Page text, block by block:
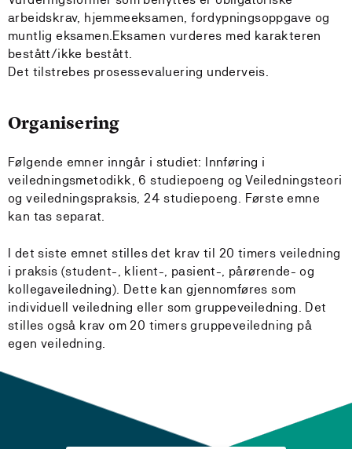
arbeidskrav, hjemmeeksamen, fordypningsoppgave og
muntlig eksamen.Eksamen vurderes med karakteren
bestått/ikke bestått.
Det tilstrebes prosessevaluering underveis.
Organisering
Følgende emner inngår i studiet: Innføring i
veiledningsmetodikk, 6 studiepoeng og Veiledningsteori
og veiledningspraksis, 24 studiepoeng. Første emne
kan tas separat.
I det siste emnet stilles det krav til 20 timers veiledning
i praksis (student-, klient-, pasient-, pårørende- og
kollegaveiledning). Dette kan gjennomføres som
individuell veiledning eller som gruppeveiledning. Det
stilles også krav om 20 timers gruppeveiledning på
egen veiledning.